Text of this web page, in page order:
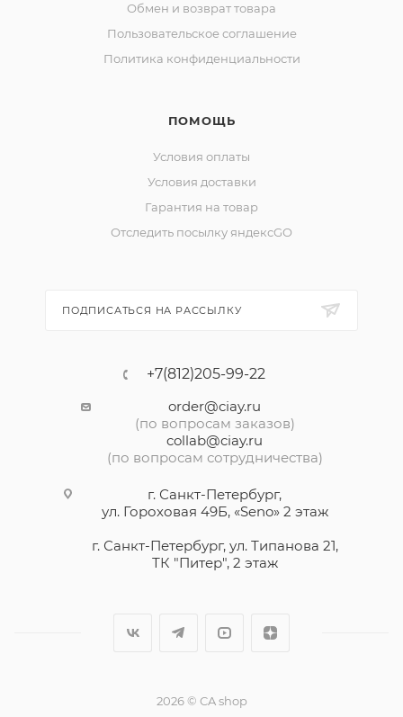
Обмен и возврат товара
Пользовательское соглашение
Политика конфиденциальности
ПОМОЩЬ
Условия оплаты
Условия доставки
Гарантия на товар
Отследить посылку яндексGO
ПОДПИСАТЬСЯ НА РАССЫЛКУ
+7(812)205-99-22
order@ciay.ru
(по вопросам заказов)
collab@ciay.ru
(по вопросам сотрудничества)
г. Санкт-Петербург,
ул. Гороховая 49Б, «Seno» 2 этаж
г. Санкт-Петербург, ул. Типанова 21,
ТК "Питер", 2 этаж
2026 © CA shop